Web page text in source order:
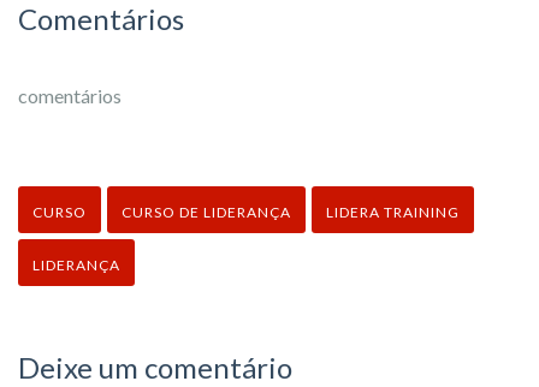
Comentários
comentários
CURSO CURSO DE LIDERANÇA LIDERA TRAINING
LIDERANÇA
Deixe um comentário